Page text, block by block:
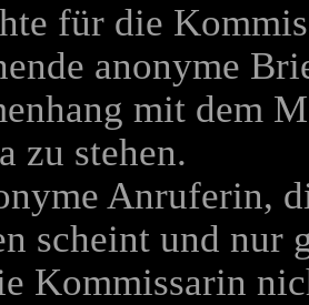
für die
anonyme
mit dem
zu stehen.
Anruferin,
scheint und nur
Kommissarin